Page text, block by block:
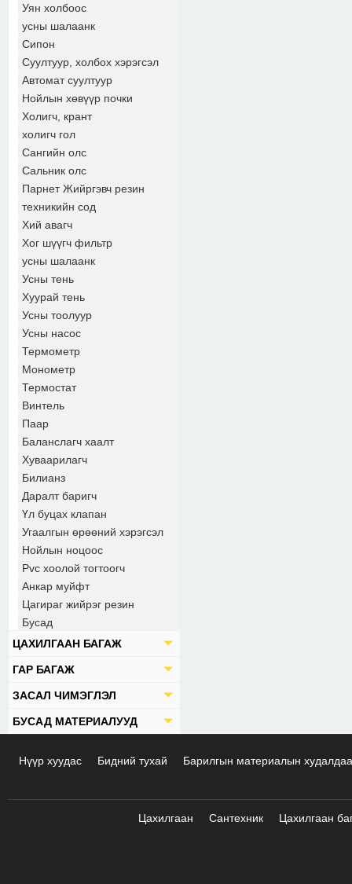
Уян холбоос
усны шалаанк
Сипон
Суултуур, холбох хэрэгсэл
Автомат суултуур
Нойлын хөвүүр почки
Холигч, крант
холигч гол
Сангийн олс
Сальник олс
Парнет Жийргэвч резин
техникийн сод
Хий авагч
Хог шүүгч фильтр
усны шалаанк
Усны тень
Хуурай тень
Усны тоолуур
Усны насос
Термометр
Монометр
Термостат
Винтель
Паар
Баланслагч хаалт
Хуваарилагч
Билианз
Даралт баригч
Үл буцах клапан
Угаалгын өрөөний хэрэгсэл
Нойлын ноцоос
Pvc хоолой тогтоогч
Анкар муйфт
Цагираг жийрэг резин
Бусад
ЦАХИЛГААН БАГАЖ
ГАР БАГАЖ
ЗАСАЛ ЧИМЭГЛЭЛ
БУСАД МАТЕРИАЛУУД
Нүүр хуудас Бидний тухай Барилгын материалын
Цахилгаан Сантехник Цахилгаан